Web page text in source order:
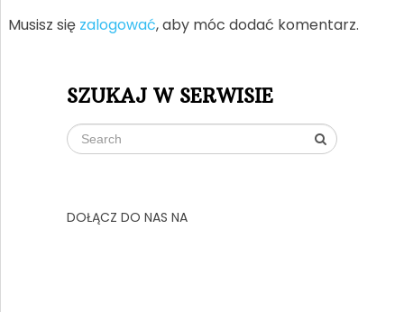
Musisz się zalogować, aby móc dodać komentarz.
SZUKAJ W SERWISIE
DOŁĄCZ DO NAS NA